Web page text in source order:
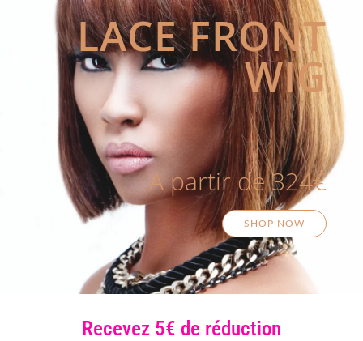
LACE FRONT
WIG
A partir de 324€
SHOP NOW
Recevez 5€ de réduction